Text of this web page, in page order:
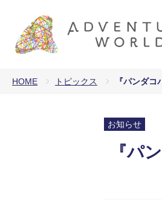
HOME トピックス 『パンダ
お知らせ
『パ